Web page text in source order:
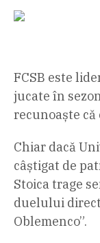
FCSB este
jucate în
recunoaște că
Chiar dacă
câștigat de
Stoica trage
duelului
Oblemenco”.